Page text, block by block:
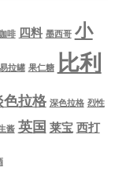
啡 四料 墨西哥 小
易拉罐 果仁糖 比利
色拉格 深色拉格 烈性
酱 英国 莱宝西打